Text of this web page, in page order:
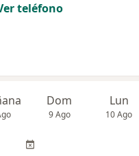
teléfono
Dom
9 Ago
Lun
10 Ago